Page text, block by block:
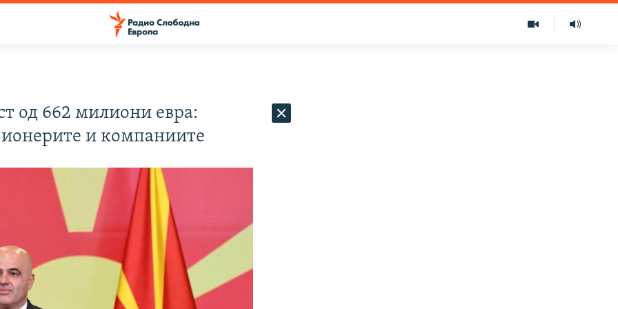
од 662 милиони евра:
и компаниите